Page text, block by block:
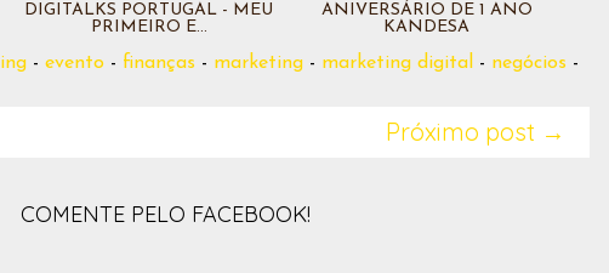
DIGITALKS PORTUGAL - MEU
PRIMEIRO E...
ANIVERSÁRIO DE 1 ANO
KANDESA
- evento - finanças - marketing - marketing digital - negócios -
Próximo post →
COMENTE PELO FACEBOOK!